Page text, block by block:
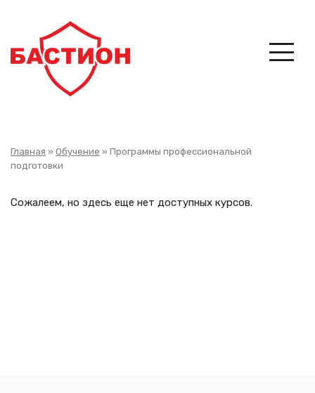
основному
содержанию
Строка
навигации
Главная Обучение
Программы профессиональной
подготовки
Сожалеем, но здесь еще нет доступных курсов.